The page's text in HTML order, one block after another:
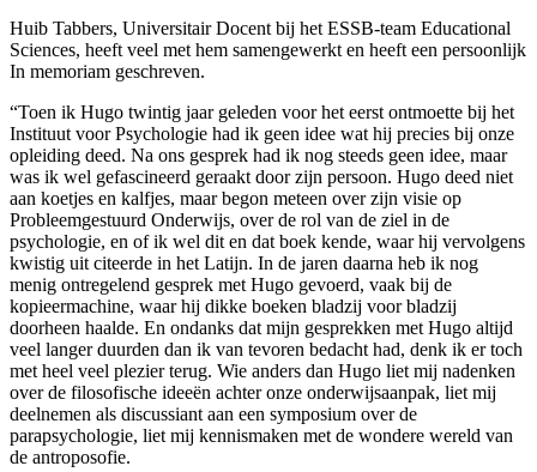
Huib Tabbers, Universitair Docent bij het ESSB-team Educational
Sciences, heeft veel met hem samengewerkt en heeft een persoonlijk
In memoriam geschreven.
“Toen ik Hugo twintig jaar geleden voor het eerst ontmoette bij het
Instituut voor Psychologie had ik geen idee wat hij precies bij onze
opleiding deed. Na ons gesprek had ik nog steeds geen idee, maar
was ik wel gefascineerd geraakt door zijn persoon. Hugo deed niet
aan koetjes en kalfjes, maar begon meteen over zijn visie op
Probleemgestuurd Onderwijs, over de rol van de ziel in de
psychologie, en of ik wel dit en dat boek kende, waar hij vervolgens
kwistig uit citeerde in het Latijn. In de jaren daarna heb ik nog
menig ontregelend gesprek met Hugo gevoerd, vaak bij de
kopieermachine, waar hij dikke boeken bladzij voor bladzij
doorheen haalde. En ondanks dat mijn gesprekken met Hugo altijd
veel langer duurden dan ik van tevoren bedacht had, denk ik er toch
met heel veel plezier terug. Wie anders dan Hugo liet mij nadenken
over de filosofische ideeën achter onze onderwijsaanpak, liet mij
deelnemen als discussiant aan een symposium over de
parapsychologie, liet mij kennismaken met de wondere wereld van
de antroposofie.